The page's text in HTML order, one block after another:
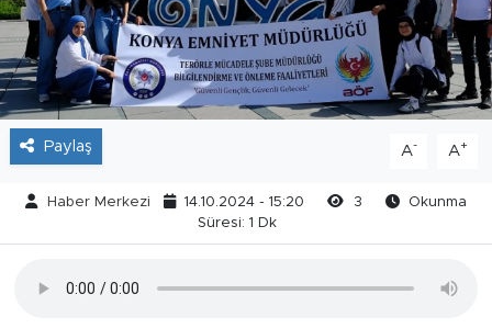
Paylaş A- A+
Haber Merkezi 14.10.2024 - 15:20 3
Okunma
Süresi: 1 Dk